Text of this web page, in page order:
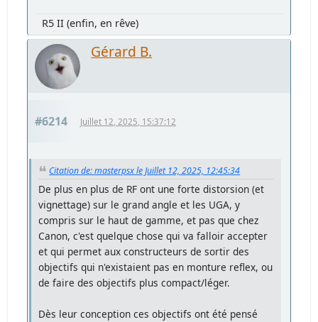
R5 II (enfin, en rêve)
Gérard B.
#6214 Juillet 12, 2025, 15:37:12
Citation de: masterpsx le Juillet 12, 2025, 12:45:34
De plus en plus de RF ont une forte distorsion (et
vignettage) sur le grand angle et les UGA, y
compris sur le haut de gamme, et pas que chez
Canon, c'est quelque chose qui va falloir accepter
et qui permet aux constructeurs de sortir des
objectifs qui n'existaient pas en monture reflex, ou
de faire des objectifs plus compact/léger.
Dès leur conception ces objectifs ont été pensé